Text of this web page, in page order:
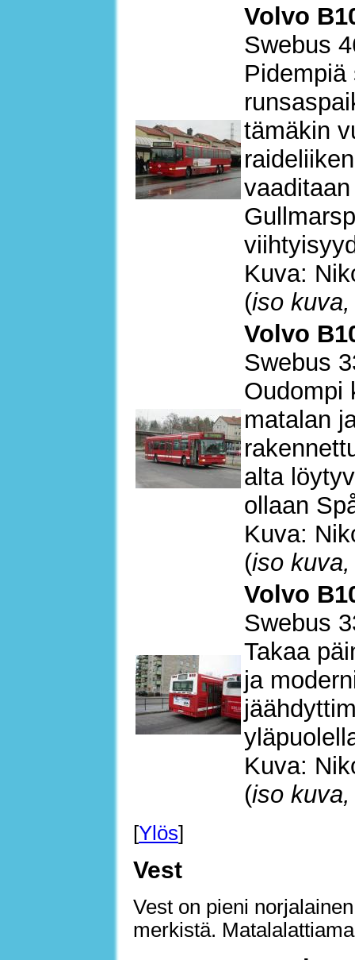
Volvo
Swebus
Pidempiä
tämäkin
Kuva:
(iso
Volvo
Swebus
Oudompi
matalan
alta
ollaan
Kuva:
(iso
Volvo
Swebus
Takaa
ja
Kuva:
(iso
[Ylös]
Vest
Vest on pieni
merkistä.